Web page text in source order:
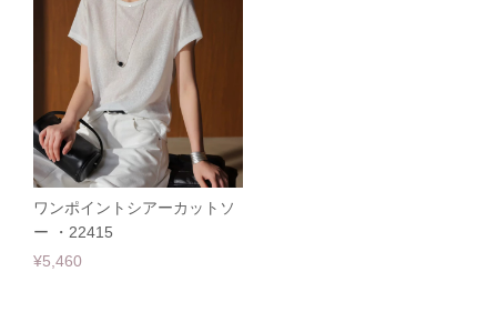
ワンポイントシアーカットソ
ー ・22415
¥5,460